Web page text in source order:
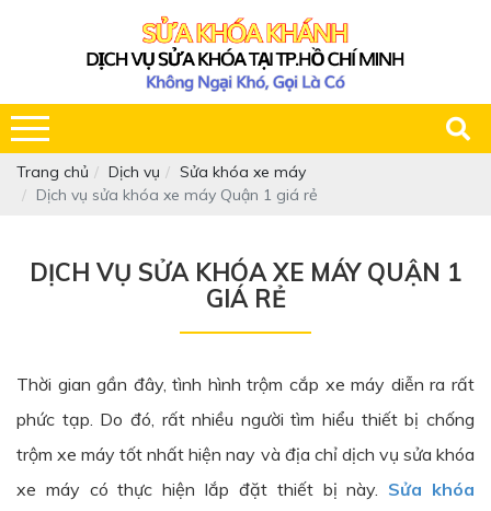
Trang chủ Dịch vụ
Sửa khóa xe máy
Dịch vụ sửa khóa xe máy Quận 1 giá rẻ
DỊCH VỤ SỬA KHÓA XE MÁY QUẬN 1
GIÁ RẺ
Thời gian gần đây, tình hình trộm cắp xe máy diễn ra rất
phức tạp. Do đó, rất nhiều người tìm hiểu thiết bị chống
trộm xe máy tốt nhất hiện nay và địa chỉ dịch vụ sửa khóa
xe máy có thực hiện lắp đặt thiết bị này. Sửa khóa